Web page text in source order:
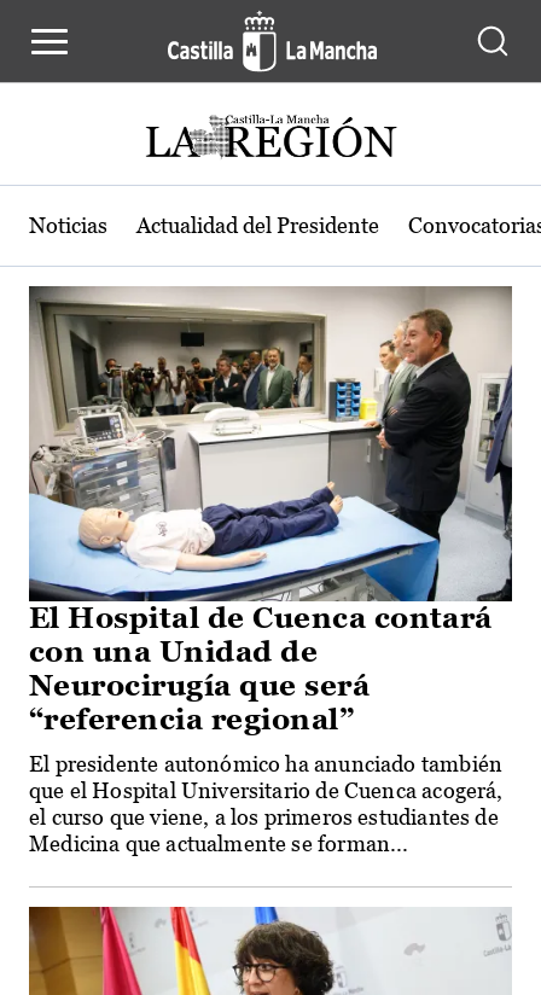
Actualidad de la región de Castilla-
Noticias Actualidad del Presidente
El Hospital de Cuenca contará
con una Unidad de
Neurocirugía que será
“referencia regional”
El presidente autonómico ha anunciado también
que el Hospital Universitario de Cuenca acogerá,
el curso que viene, a los primeros estudiantes de
Medicina que actualmente se forman...